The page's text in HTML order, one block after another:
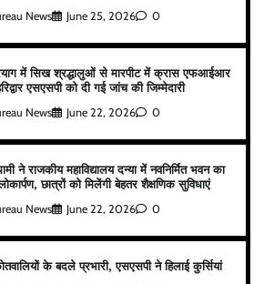
News June 25, 2026 0
में सिख श्रद्धालुओं से मारपीट में क्रास एफआईआर
एसएसपी को दी गई जांच की जिम्मेदारी
News June 22, 2026 0
ने राजकीय महाविद्यालय दन्या में नवनिर्मित भवन का
छात्रों को मिलेंगी बेहतर शैक्षणिक सुविधाएं
News June 22, 2026 0
के बदले प्रभारी, एसएसपी ने हिलाई कुर्सियां